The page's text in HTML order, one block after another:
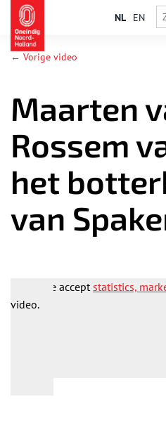
NL EN
← Vorige video
Maarten
Rossem
het
van
Please acceptstatistics,
video.